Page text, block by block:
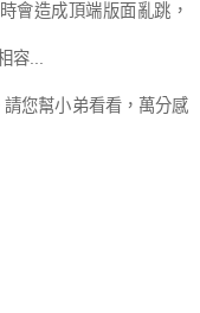
會造成頂端版面亂跳，
容...
您幫小弟看看，萬分感